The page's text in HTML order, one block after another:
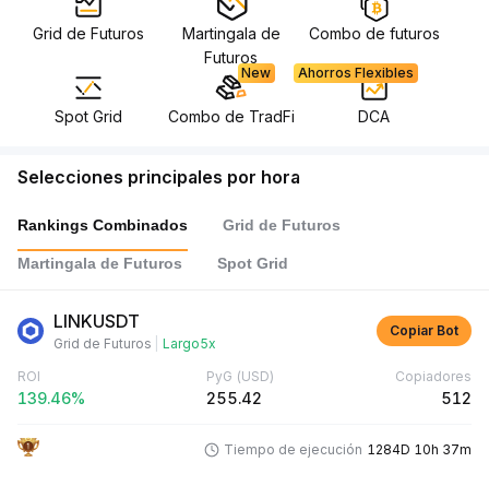
Grid de Futuros
Martingala de
Futuros
Combo de futuros
Spot Grid
New
Combo de TradFi
Ahorros Flexibles
DCA
Selecciones principales por hora
Rankings Combinados Grid de Futuros
Martingala de Futuros Spot Grid
LINKUSDT
Grid de Futuros Largo5x
Copiar Bot
ROI
139.46%
PyG (USD)
255.42
Copiadores
512
Tiempo de ejecución 1284D 10h 37m